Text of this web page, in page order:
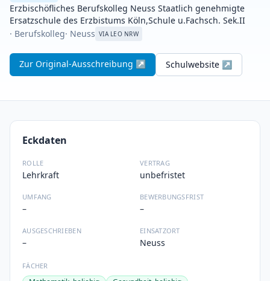
Erzbischöfliches Berufskolleg Neuss Staatlich genehmigte
Ersatzschule des Erzbistums Köln,Schule u.Fachsch. Sek.II
· Berufskolleg· Neuss VIA LEO NRW
Zur Original-Ausschreibung ↗ Schulwebsite ↗
Eckdaten
ROLLE
Lehrkraft
VERTRAG
unbefristet
UMFANG
–
BEWERBUNGSFRIST
–
AUSGESCHRIEBEN
–
EINSATZORT
Neuss
FÄCHER